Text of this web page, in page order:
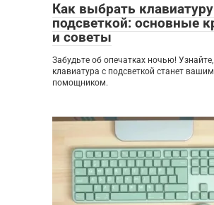
Как выбрать
подсветкой: основные
и советы
Забудьте об опечатках ночью!
клавиатура с подсветкой станет
помощником.